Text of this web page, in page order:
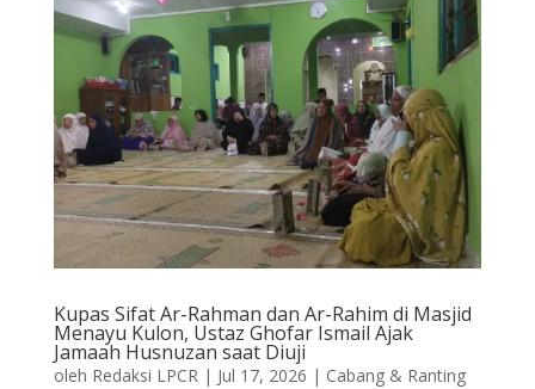
Kupas Sifat Ar-Rahman dan Ar-Rahim di Masjid
Menayu Kulon, Ustaz Ghofar Ismail Ajak
Jamaah Husnuzan saat Diuji
oleh Redaksi LPCR| Jul 17, 2026 | Cabang & Ranting